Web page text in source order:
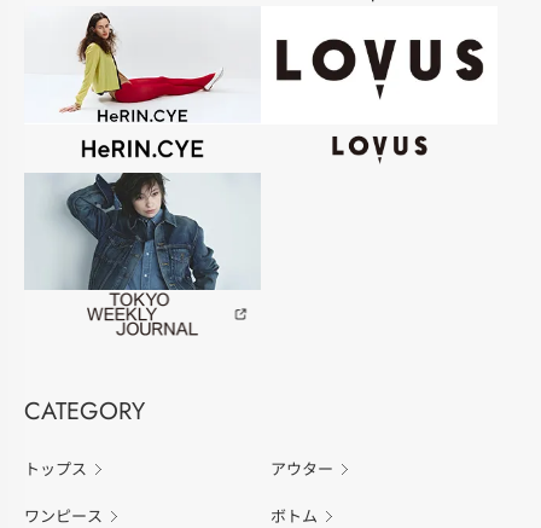
CATEGORY
トップス アウター
ワンピース ボトム